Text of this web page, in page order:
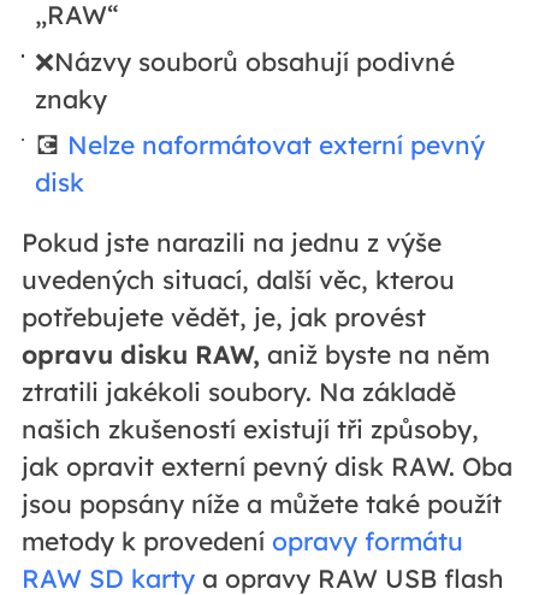
„RAW“
❌Názvy souborů obsahují podivné
znaky
💽 Nelze naformátovat externí pevný
disk
Pokud jste narazili na jednu z výše
uvedených situací, další věc, kterou
potřebujete vědět, je, jak provést
opravu disku RAW, aniž byste na něm
ztratili jakékoli soubory. Na základě
našich zkušeností existují tři způsoby,
jak opravit externí pevný disk RAW. Oba
jsou popsány níže a můžete také použít
metody k provedení opravy formátu
RAW SD kartya opravy RAW USB flash